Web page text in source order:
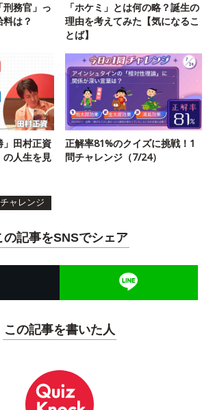
務官」っ
は？
「ホケミ」とは何の略？誕生の
理由を考えてみた【気になるこ
とば】
」田村正資
の人生を見
正解率81%のクイズに挑戦！1
問チャレンジ（7/24）
ャレンジ
の記事をSNSでシェア
この記事を書いた人